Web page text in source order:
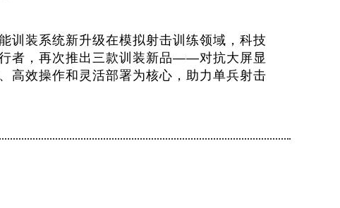
训装系统新升级在模拟射击训练领域，科技
者，再次推出三款训装新品——对抗大屏显
高效操作和灵活部署为核心，助力单兵射击